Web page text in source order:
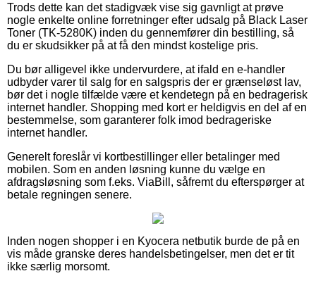
Trods dette kan det stadigvæk vise sig gavnligt at prøve
nogle enkelte online forretninger efter udsalg på Black Laser
Toner (TK-5280K) inden du gennemfører din bestilling, så
du er skudsikker på at få den mindst kostelige pris.
Du bør alligevel ikke undervurdere, at ifald en e-handler
udbyder varer til salg for en salgspris der er grænseløst lav,
bør det i nogle tilfælde være et kendetegn på en bedragerisk
internet handler. Shopping med kort er heldigvis en del af en
bestemmelse, som garanterer folk imod bedrageriske
internet handler.
Generelt foreslår vi kortbestillinger eller betalinger med
mobilen. Som en anden løsning kunne du vælge en
afdragsløsning som f.eks. ViaBill, såfremt du efterspørger at
betale regningen senere.
Inden nogen shopper i en Kyocera netbutik burde de på en
vis måde granske deres handelsbetingelser, men det er tit
ikke særlig morsomt.